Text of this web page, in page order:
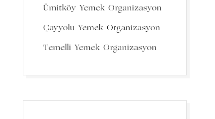
Ümitköy Yemek Organizasyon
Çayyolu Yemek Organizasyon
Temelli Yemek Organizasyon